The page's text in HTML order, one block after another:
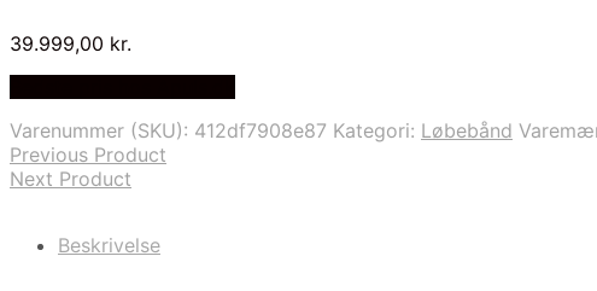
39.999,00 kr.
Varenummer (SKU): 412df7908e87 Kategori: Løbebånd
Previous Product
Next Product
Beskrivelse